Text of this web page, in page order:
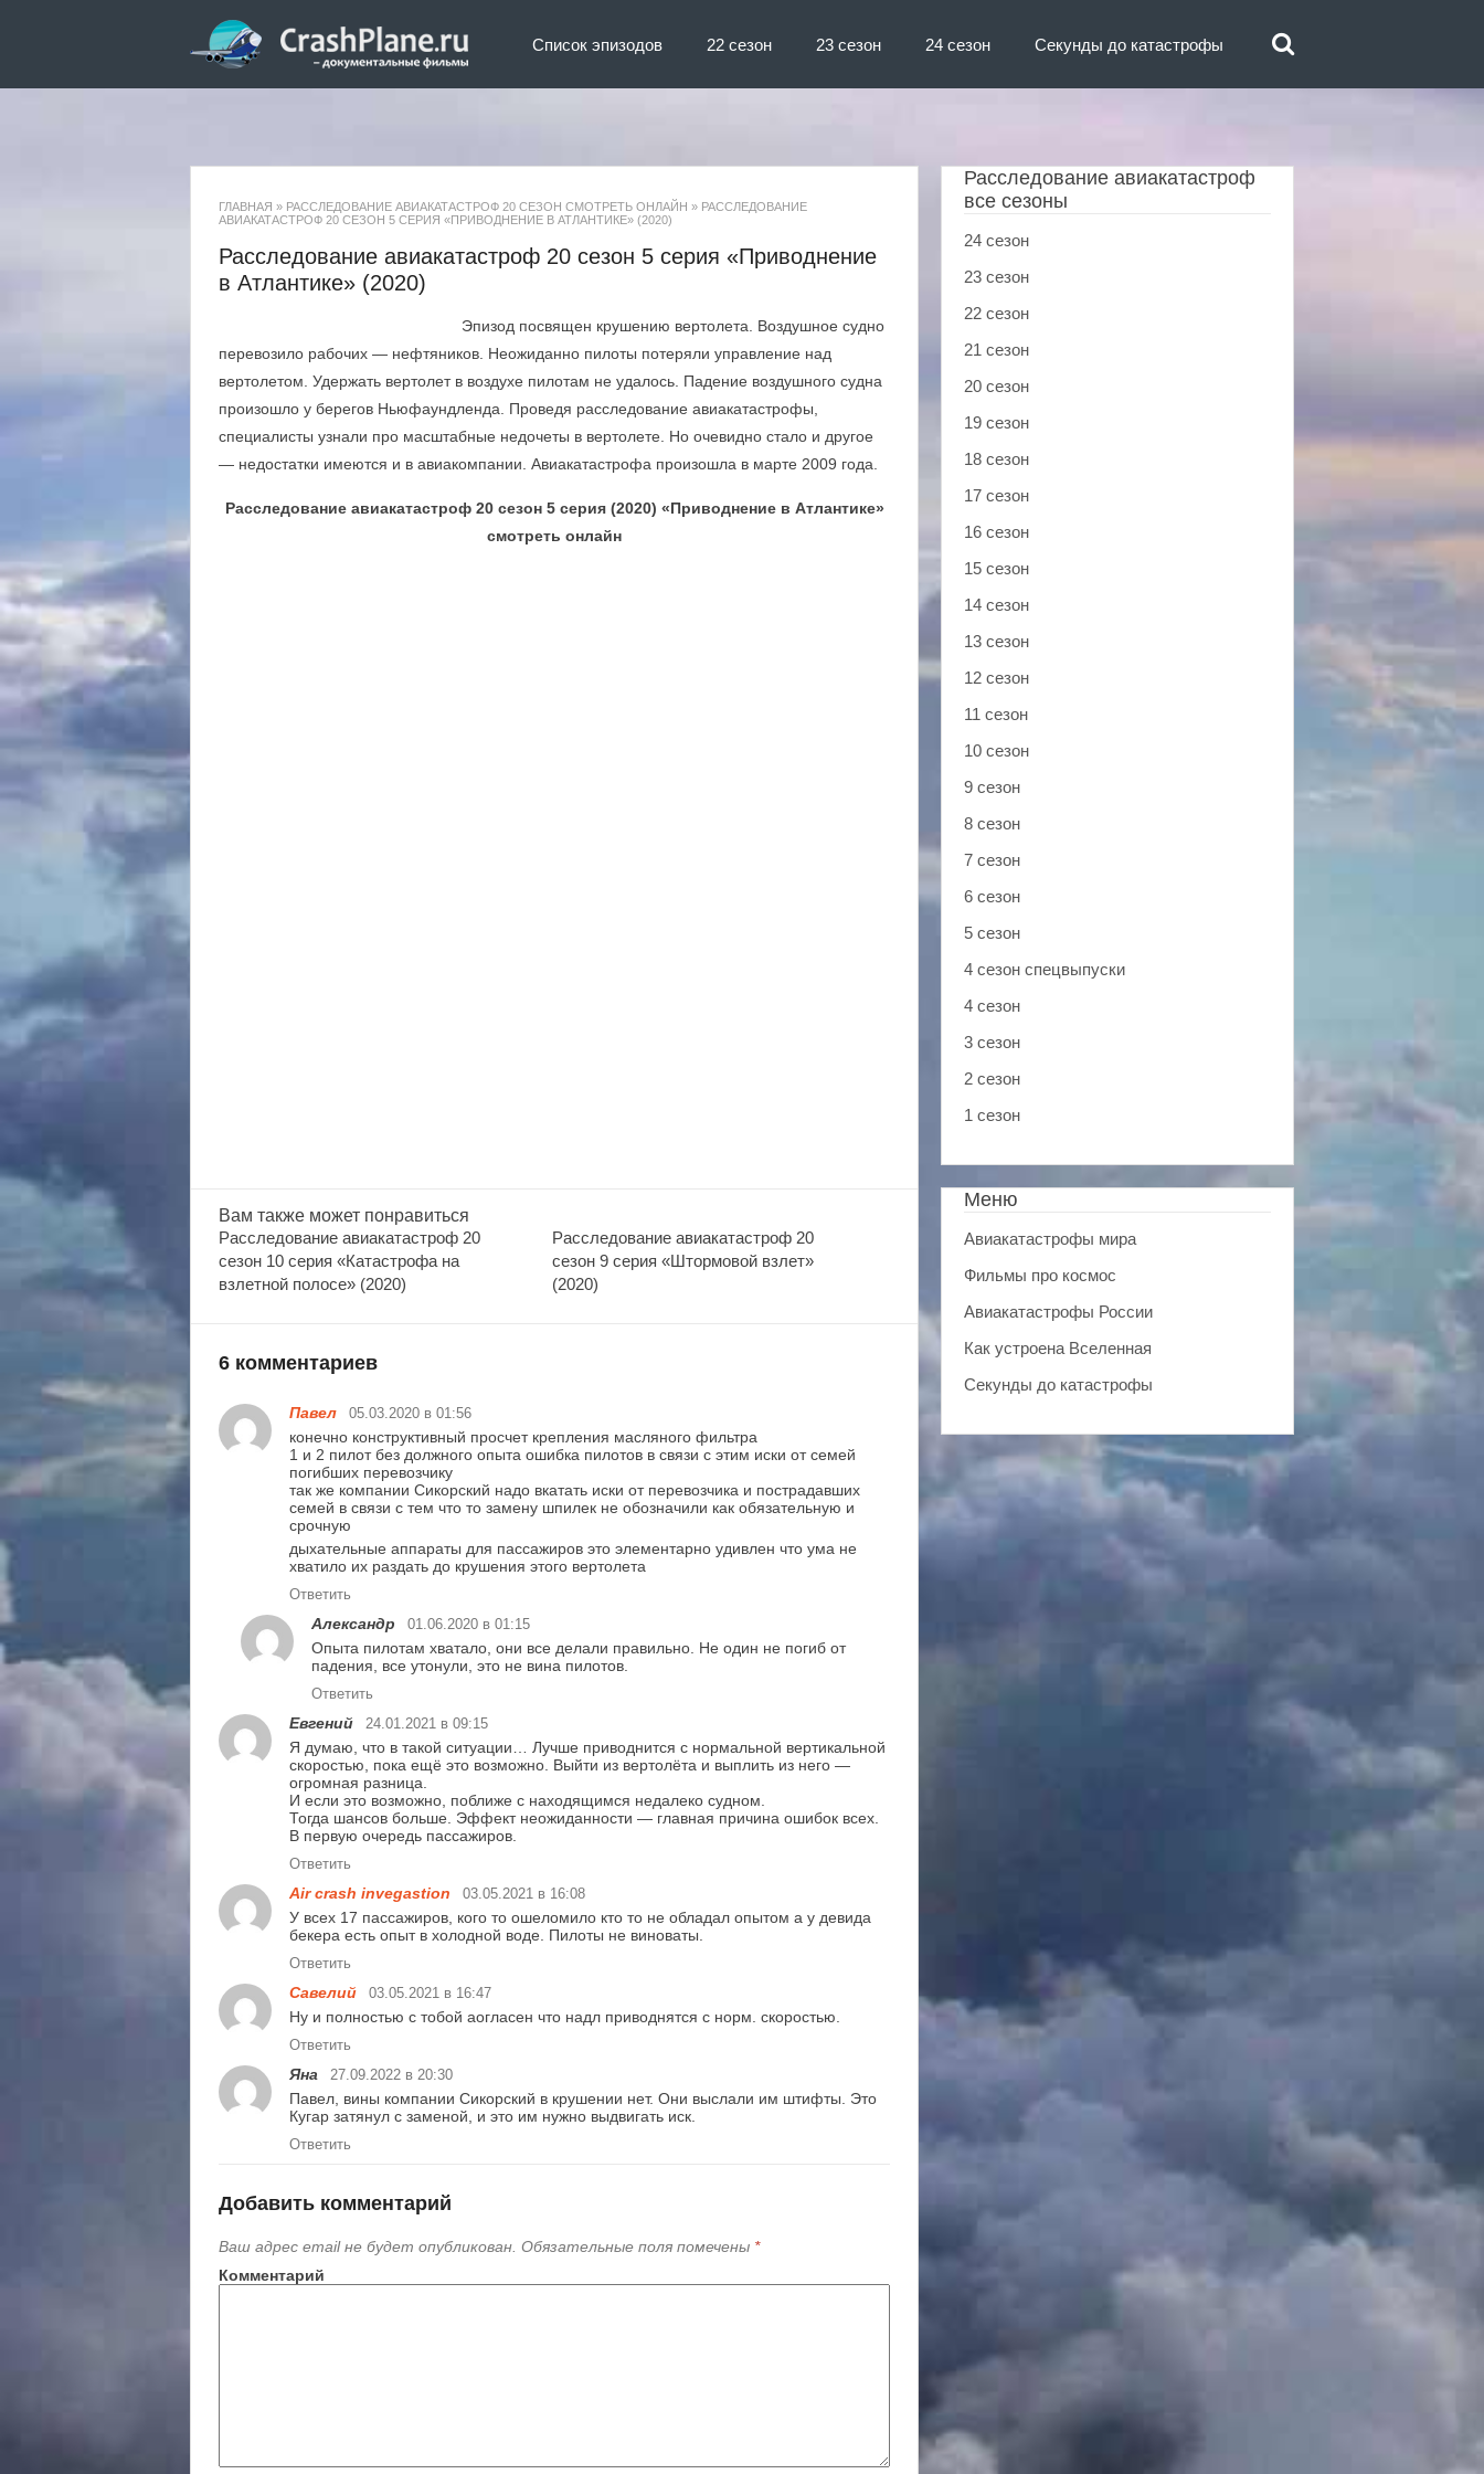
Список эпизодов 22 сезон 23 сезон 24 сезон Секунды до катастрофы
ГЛАВНАЯ » РАССЛЕДОВАНИЕ АВИАКАТАСТРОФ 20 СЕЗОН СМОТРЕТЬ ОНЛАЙН » РАССЛЕДОВАНИЕ
АВИАКАТАСТРОФ 20 СЕЗОН 5 СЕРИЯ «ПРИВОДНЕНИЕ В АТЛАНТИКЕ» (2020)
Расследование авиакатастроф 20 сезон 5 серия «Приводнение
в Атлантике» (2020)
Эпизод посвящен крушению вертолета. Воздушное судно
перевозило рабочих — нефтяников. Неожиданно пилоты потеряли управление над
вертолетом. Удержать вертолет в воздухе пилотам не удалось. Падение воздушного судна
произошло у берегов Ньюфаундленда. Проведя расследование авиакатастрофы,
специалисты узнали про масштабные недочеты в вертолете. Но очевидно стало и другое
— недостатки имеются и в авиакомпании. Авиакатастрофа произошла в марте 2009 года.
Расследование авиакатастроф 20 сезон 5 серия (2020) «Приводнение в Атлантике»
смотреть онлайн
Вам также может понравиться
Расследование авиакатастроф 20
сезон 10 серия «Катастрофа на
взлетной полосе» (2020)
Расследование авиакатастроф 20
сезон 9 серия «Штормовой взлет»
(2020)
6 комментариев
Павел 05.03.2020 в 01:56
конечно конструктивный просчет крепления масляного фильтра
1 и 2 пилот без должного опыта ошибка пилотов в связи с этим иски от семей
погибших перевозчику
так же компании Сикорский надо вкатать иски от перевозчика и пострадавших
семей в связи с тем что то замену шпилек не обозначили как обязательную и
срочную
дыхательные аппараты для пассажиров это элементарно удивлен что ума не
хватило их раздать до крушения этого вертолета
Ответить
Александр 01.06.2020 в 01:15
Опыта пилотам хватало, они все делали правильно. Не один не погиб от
падения, все утонули, это не вина пилотов.
Ответить
Евгений 24.01.2021 в 09:15
Я думаю, что в такой ситуации… Лучше приводнится с нормальной вертикальной
скоростью, пока ещё это возможно. Выйти из вертолёта и выплить из него —
огромная разница.
И если это возможно, поближе с находящимся недалеко судном.
Тогда шансов больше. Эффект неожиданности — главная причина ошибок всех.
В первую очередь пассажиров.
Ответить
Air crash invegastion 03.05.2021 в 16:08
У всех 17 пассажиров, кого то ошеломило кто то не обладал опытом а у девида
бекера есть опыт в холодной воде. Пилоты не виноваты.
Ответить
Савелий 03.05.2021 в 16:47
Ну и полностью с тобой аогласен что надл приводнятся с норм. скоростью.
Ответить
Яна 27.09.2022 в 20:30
Павел, вины компании Сикорский в крушении нет. Они выслали им штифты. Это
Кугар затянул с заменой, и это им нужно выдвигать иск.
Ответить
Добавить комментарий
Ваш адрес email не будет опубликован. Обязательные поля помечены *
Комментарий
Расследование авиакатастроф
все сезоны
24 сезон
23 сезон
22 сезон
21 сезон
20 сезон
19 сезон
18 сезон
17 сезон
16 сезон
15 сезон
14 сезон
13 сезон
12 сезон
11 сезон
10 сезон
9 сезон
8 сезон
7 сезон
6 сезон
5 сезон
4 сезон спецвыпуски
4 сезон
3 сезон
2 сезон
1 сезон
Меню
Авиакатастрофы мира
Фильмы про космос
Авиакатастрофы России
Как устроена Вселенная
Секунды до катастрофы